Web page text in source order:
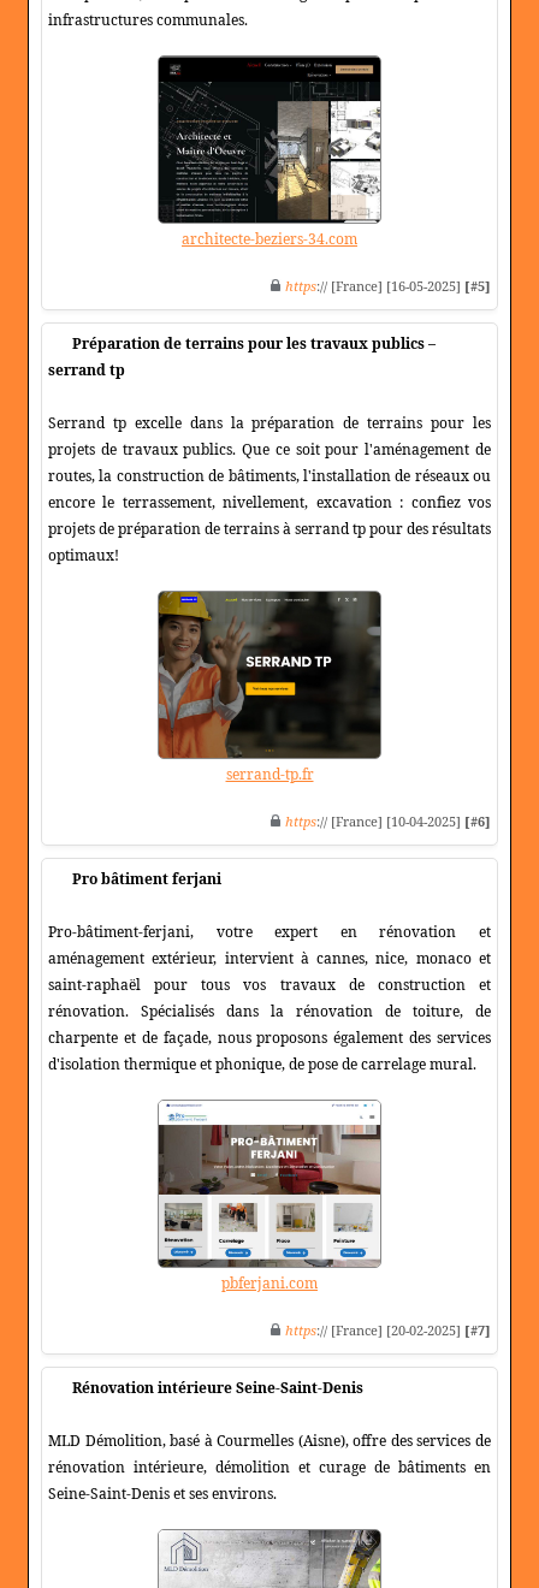
infrastructures communales.
architecte-beziers-34.com
https:// [France] [16-05-2025] [#5]
Préparation de terrains pour les travaux publics –
serrand tp
Serrand tp excelle dans la préparation de terrains pour les
projets de travaux publics. Que ce soit pour l'aménagement de
routes, la construction de bâtiments, l'installation de réseaux ou
encore le terrassement, nivellement, excavation : confiez vos
projets de préparation de terrains à serrand tp pour des résultats
optimaux!
serrand-tp.fr
https:// [France] [10-04-2025] [#6]
Pro bâtiment ferjani
Pro-bâtiment-ferjani, votre expert en rénovation et
aménagement extérieur, intervient à cannes, nice, monaco et
saint-raphaël pour tous vos travaux de construction et
rénovation. Spécialisés dans la rénovation de toiture, de
charpente et de façade, nous proposons également des services
d'isolation thermique et phonique, de pose de carrelage mural.
pbferjani.com
https:// [France] [20-02-2025] [#7]
Rénovation intérieure Seine-Saint-Denis
MLD Démolition, basé à Courmelles (Aisne), offre des services de
rénovation intérieure, démolition et curage de bâtiments en
Seine-Saint-Denis et ses environs.